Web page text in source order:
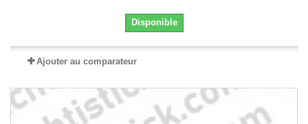
Disponible
Ajouter au comparateur